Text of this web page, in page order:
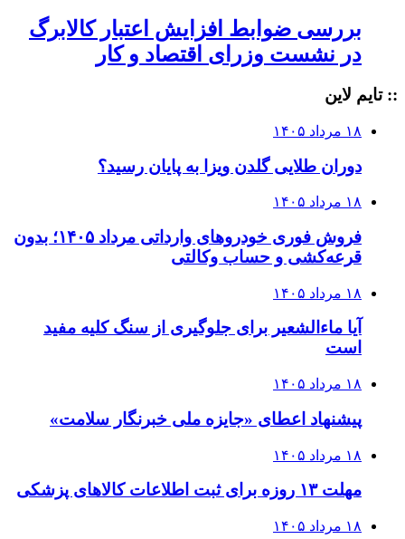
بررسی ضوابط افزایش اعتبار کالابرگ
در نشست وزرای اقتصاد و کار
:: تایم لاین
۱۸ مرداد ۱۴۰۵
دوران طلایی گلدن ویزا به پایان رسید؟
۱۸ مرداد ۱۴۰۵
فروش فوری خودروهای وارداتی مرداد ۱۴۰۵؛ بدون
قرعه‌کشی و حساب وکالتی
۱۸ مرداد ۱۴۰۵
آیا ماءالشعیر برای جلوگیری از سنگ کلیه مفید
است
۱۸ مرداد ۱۴۰۵
پیشنهاد اعطای «جایزه ملی خبرنگار سلامت»
۱۸ مرداد ۱۴۰۵
مهلت ۱۳ روزه برای ثبت اطلاعات کالاهای پزشکی
۱۸ مرداد ۱۴۰۵